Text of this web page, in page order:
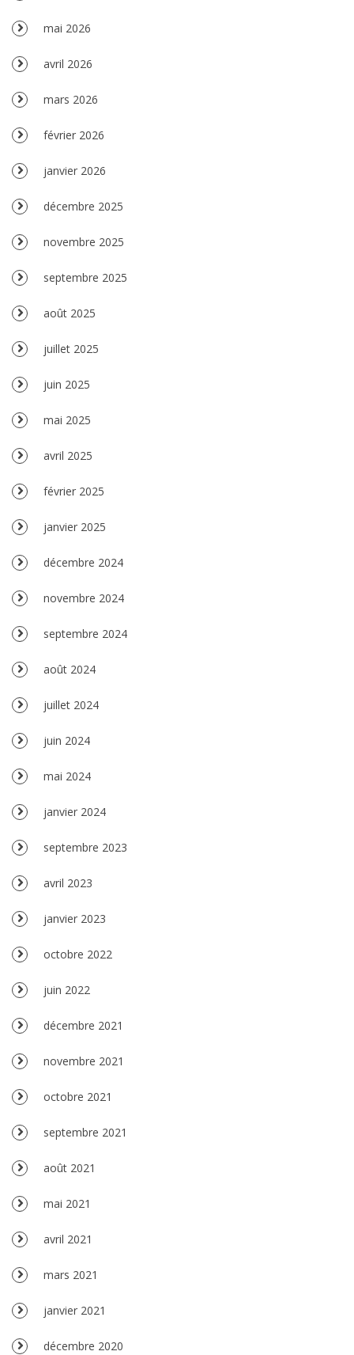
mai 2026
avril 2026
mars 2026
février 2026
janvier 2026
décembre 2025
novembre 2025
septembre 2025
août 2025
juillet 2025
juin 2025
mai 2025
avril 2025
février 2025
janvier 2025
décembre 2024
novembre 2024
septembre 2024
août 2024
juillet 2024
juin 2024
mai 2024
janvier 2024
septembre 2023
avril 2023
janvier 2023
octobre 2022
juin 2022
décembre 2021
novembre 2021
octobre 2021
septembre 2021
août 2021
mai 2021
avril 2021
mars 2021
janvier 2021
décembre 2020